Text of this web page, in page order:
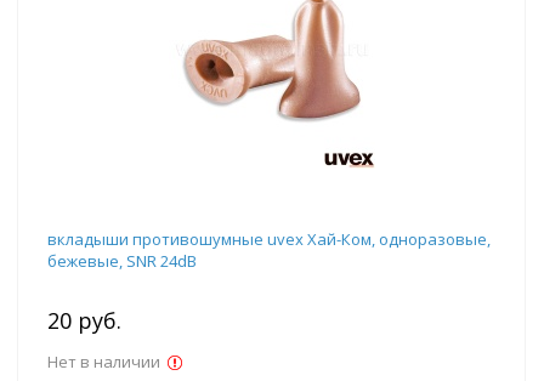
вкладыши противошумные uvex Хай-Ком, одноразовые,
бежевые, SNR 24dB
20 руб.
Нет в наличии